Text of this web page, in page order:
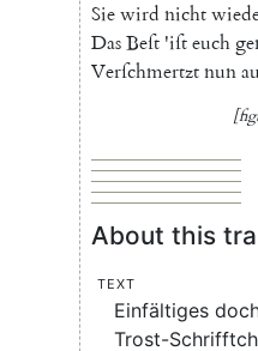
Siewird nicht
DasBeſt 'iſteuch
Verſchmertztnun
About this
Text
Einfältiges
Trost-